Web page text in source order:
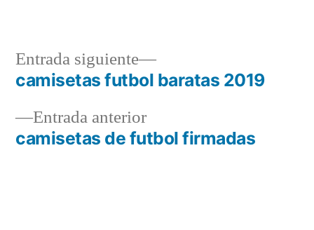
Navegación
deEntrada anteriorEntrada
anterior:
camisetas de futbol firmadas
Entrada siguiente
Entrada
siguiente:
camisetas futbol baratas 2019